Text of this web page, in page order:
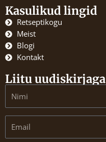
Kasulikud lingid
Retseptikogu
Meist
Blogi
Kontakt
Liitu uudiskirjaga